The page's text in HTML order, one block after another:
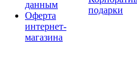
данным
Оферта
интернет-
магазина
подарки